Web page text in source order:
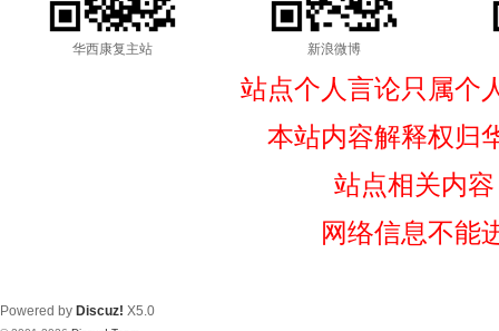
华西康复主站 新浪微博
站点个人言论只属个
本站内容解释权归
站点相关内
网络信息不能
Powered by Discuz! X5.0